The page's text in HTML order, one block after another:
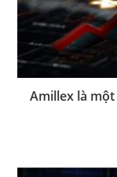
Amillex là